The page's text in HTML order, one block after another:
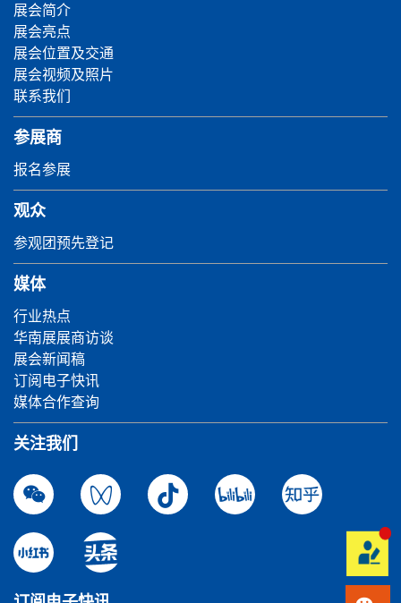
展会简介
展会亮点
展会位置及交通
展会视频及照片
联系我们
参展商
报名参展
观众
参观团预先登记
媒体
行业热点
华南展展商访谈
展会新闻稿
订阅电子快讯
媒体合作查询
关注我们